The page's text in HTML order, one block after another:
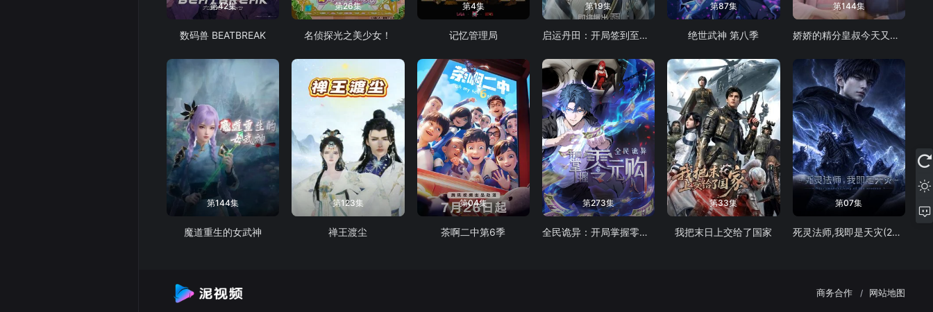
第42集
数码兽 BEATBREAK
第26集
名侦探光之美少女！
第4集
记忆管理局
第19集
启运丹田：开局签到至尊丹田
第87集
绝世武神 第八季
第144集
娇娇的精分皇叔今天又吃醋了
第144集
魔道重生的女武神
第123集
禅王渡尘
第04集
茶啊二中第6季
第273集
全民诡异：开局掌握零元购
第33集
我把末日上交给了国家
第07集
死灵法师,我即是天灾(2026)
商务合作 网站地图